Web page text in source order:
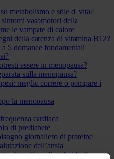
metabolismo e stile di vita?
vasomotori della
le vampate di calore
della carenza di vitamina B12?
a 5 domande fondamentali
essere in menopausa?
sulla menopausa?
meglio correre o pompare i
la menopausa
cardiaca
di prediabete
giornaliero di proteine
dell’ansia
giornaliero di carboidrati